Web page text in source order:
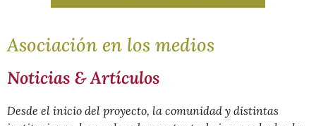
Asociación en los medios
Noticias & Artículos
Desde el inicio del proyecto, la comunidad y distintas